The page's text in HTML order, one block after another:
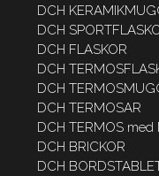
DCH
DCH
DCH FLASKOR
DCH
DCH
DCH TERMOSAR
DCH TERMOS med
DCH BRICKOR
DCH